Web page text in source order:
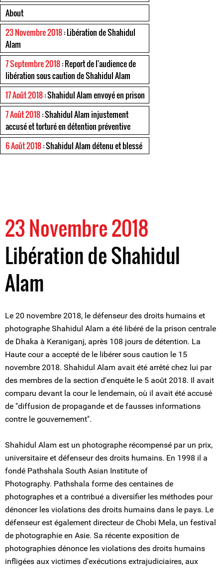
About
23 Novembre 2018: Libération de Shahidul
Alam
7 Septembre 2018: Report de l'audience de
libération sous caution de Shahidul Alam
17 Août 2018: Shahidul Alam envoyé en prison
7 Août 2018: Shahidul Alam injustement
accusé et torturé en détention préventive
6 Août 2018: Shahidul Alam détenu et blessé
23 Novembre 2018
Libération de Shahidul
Alam
Le 20 novembre 2018, le défenseur des droits humains et
photographe Shahidul Alam a été libéré de la prison centrale
de Dhaka à Keraniganj, après 108 jours de détention. La
Haute cour a accepté de le libérer sous caution le 15
novembre 2018. Shahidul Alam avait été arrêté chez lui par
des membres de la section d'enquête le 5 août 2018. Il avait
comparu devant la cour le lendemain, où il avait été accusé
de "diffusion de propagande et de fausses informations
contre le gouvernement".
Shahidul Alam est un photographe récompensé par un prix,
universitaire et défenseur des droits humains. En 1998 il a
fondé Pathshala South Asian Institute of
Photography. Pathshala forme des centaines de
photographes et a contribué a diversifier les méthodes pour
dénoncer les violations des droits humains dans le pays. Le
défenseur est également directeur de Chobi Mela, un festival
de photographie en Asie. Sa récente exposition de
photographies dénonce les violations des droits humains
infligées aux victimes d'exécutions extrajudiciaires, aux